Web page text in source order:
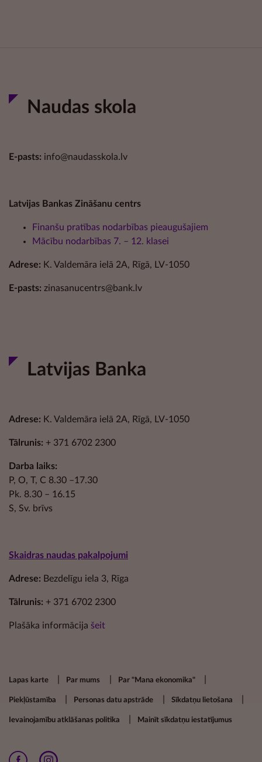
Naudas skola
E-pasts: info@naudasskola.lv
Latvijas Bankas Zināšanu centrs
Finanšu pratības nodarbības pieaugušajiem
Mācību nodarbības 7. – 12. klasei
Adrese: K. Valdemāra ielā 2A, Rīgā, LV-1050
E-pasts: zinasanucentrs@bank.lv
Latvijas Banka
Adrese: K. Valdemāra ielā 2A, Rīgā, LV-1050
Tālrunis: + 371 6702 2300
Darba laiks:
P, O, T, C 8.30 –17.30
Pk. 8.30 – 16.15
S, Sv. brīvs
Skaidras naudas pakalpojumi
Adrese: Bezdelīgu iela 3, Rīga
Tālrunis: + 371 6702 2300
Plašāka informācija šeit
Footer secondary menu
Lapas karte Par mums Par "Mana ekonomika"
Piekļūstamība Personas datu apstrāde Sīkdatņu lietošana
Ievainojamību atklāšanas politika Mainīt sīkdatņu iestatījumus